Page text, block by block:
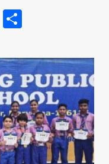
E
ar
e